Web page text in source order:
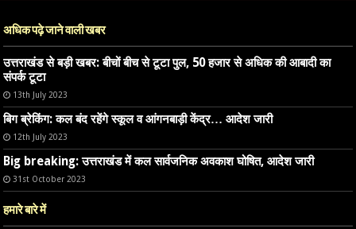
अधिक पढ़े जाने वाली खबर
उत्तराखंड से बड़ी खबर: बीचों बीच से टूटा पुल, 50 हजार से अधिक की आबादी का
संपर्क टूटा
13th July 2023
बिग ब्रेकिंग: कल बंद रहेंगे स्कूल व आंगनबाड़ी केंद्र… आदेश जारी
12th July 2023
Big breaking: उत्तराखंड में कल सार्वजनिक अवकाश घोषित, आदेश जारी
31st October 2023
हमारे बारे में